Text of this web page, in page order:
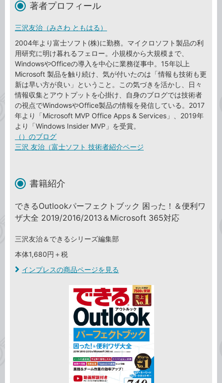
著者プロフィール
三沢友治（みさわ ともはる）
2004年より富士ソフト(株)に勤務。マイクロソフト製品の利
用研究に明け暮れるフェロー。小規模から大規模まで、
WindowsやOfficeの導入を中心に業務従事中。15年以上
Microsoft 製品を触り続け、気が付いたのは「情報も技術も更
新は早い方が良い」ということ。この気づきを活かし、日々
情報収集とアウトプットを心掛け、自身のブログでは技術者
の視点でWindowsやOffice製品の情報を発信している。2017
年より「Microsoft MVP Office Apps & Services」、2019年
より「Windows Insider MVP」を受賞。
（）のブログ
三沢 友治（富士ソフト 技術者紹介ページ
書籍紹介
できるOutlookパーフェクトブック 困った！＆便利ワ
ザ大全 2019/2016/2013＆Microsoft 365対応
三沢友治＆できるシリーズ編集部
本体1,680円＋税
インプレスの商品ページを見る